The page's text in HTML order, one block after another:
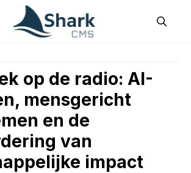
op de radio: AI-
mensgericht
en de
van
impact